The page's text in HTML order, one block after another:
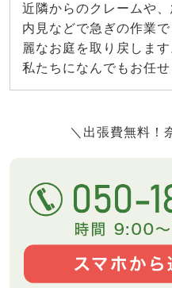
近隣からのクレームや
内見などで急ぎの作業
麗なお庭を取り戻しま
私たちになんでもお任せ
＼出張費無料！